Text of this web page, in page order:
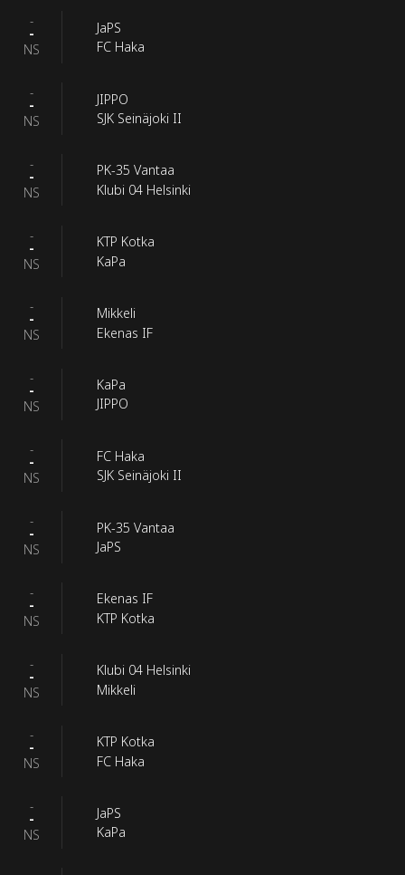
-
-
NS
JaPS
FC Haka
-
-
NS
JIPPO
SJK Seinäjoki II
-
-
NS
PK-35 Vantaa
Klubi 04 Helsinki
-
-
NS
KTP Kotka
KaPa
-
-
NS
Mikkeli
Ekenas IF
-
-
NS
KaPa
JIPPO
-
-
NS
FC Haka
SJK Seinäjoki II
-
-
NS
PK-35 Vantaa
JaPS
-
-
NS
Ekenas IF
KTP Kotka
-
-
NS
Klubi 04 Helsinki
Mikkeli
-
-
NS
KTP Kotka
FC Haka
-
-
NS
JaPS
KaPa